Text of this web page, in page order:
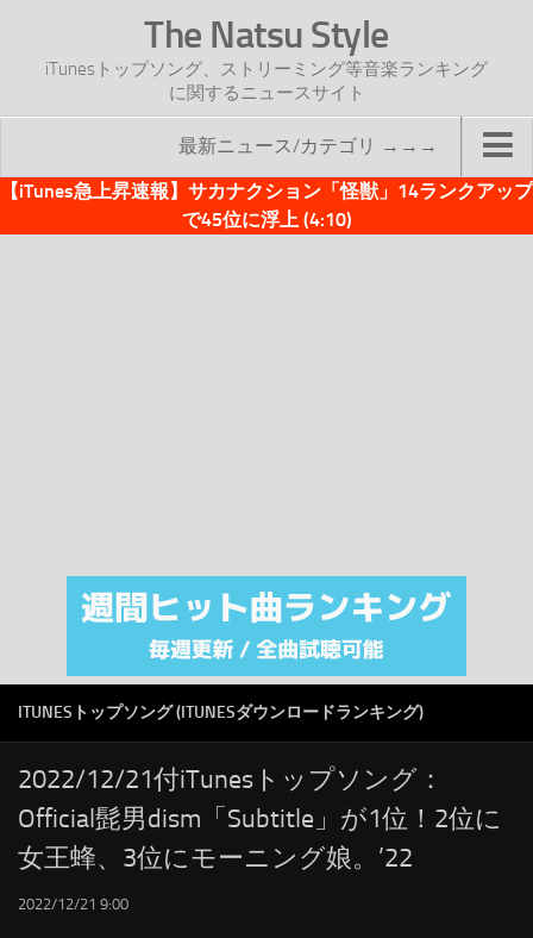
The Natsu Style
iTunesトップソング、ストリーミング等音楽ランキング
に関するニュースサイト
最新ニュース/カテゴリ →→→
TOP
注目カテゴリ
オリジナルiTunes週間トップソング
RSS
LINKS
【iTunes急上昇速報】サカナクション「怪獣」14ランクアップ
で45位に浮上 (4:10)
ITUNESトップソング (ITUNESダウンロードランキング)
2022/12/21付iTunesトップソング：
Official髭男dism「Subtitle」が1位！2位に
女王蜂、3位にモーニング娘。’22
2022/12/21 9:00